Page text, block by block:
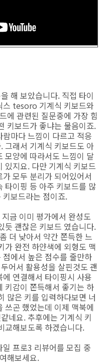
해 보았습니다. 직접 타이
스 tesoro 기계식 키보드와
에 관련된 질문중에 가장 힘
키보드가 좋냐는 물음이죠.
마다 느낌이 다르고 적응
그래서 기계식 키보드도 아
모양에 따라서도 느낌이 달
있지요. 다만 기계식 키보드
모두 분리가 되어있어서
타이핑 등 아주 키보드를 많
보드라는 점이죠.
금 이미 평가에서 완성도
듯 괜찮은 키보드 였습니다.
더 낮아서 약간 쫀득한 느
가 완전 하얀색에 외형도 맥
에서 높은 점수를 줄만하
어서 활용성을 살핀것도 괜
연결해서 타이핑시 사용
키감이 쫀득해서 좋기는 하
많은 키를 입력하다보면 너
쓰곤 했었는데 이제 맥북에
네요. 추후에는 기계식 키
교해보도록 하겠습니다.
프로3 리뷰어를 모집 중
해보세요.